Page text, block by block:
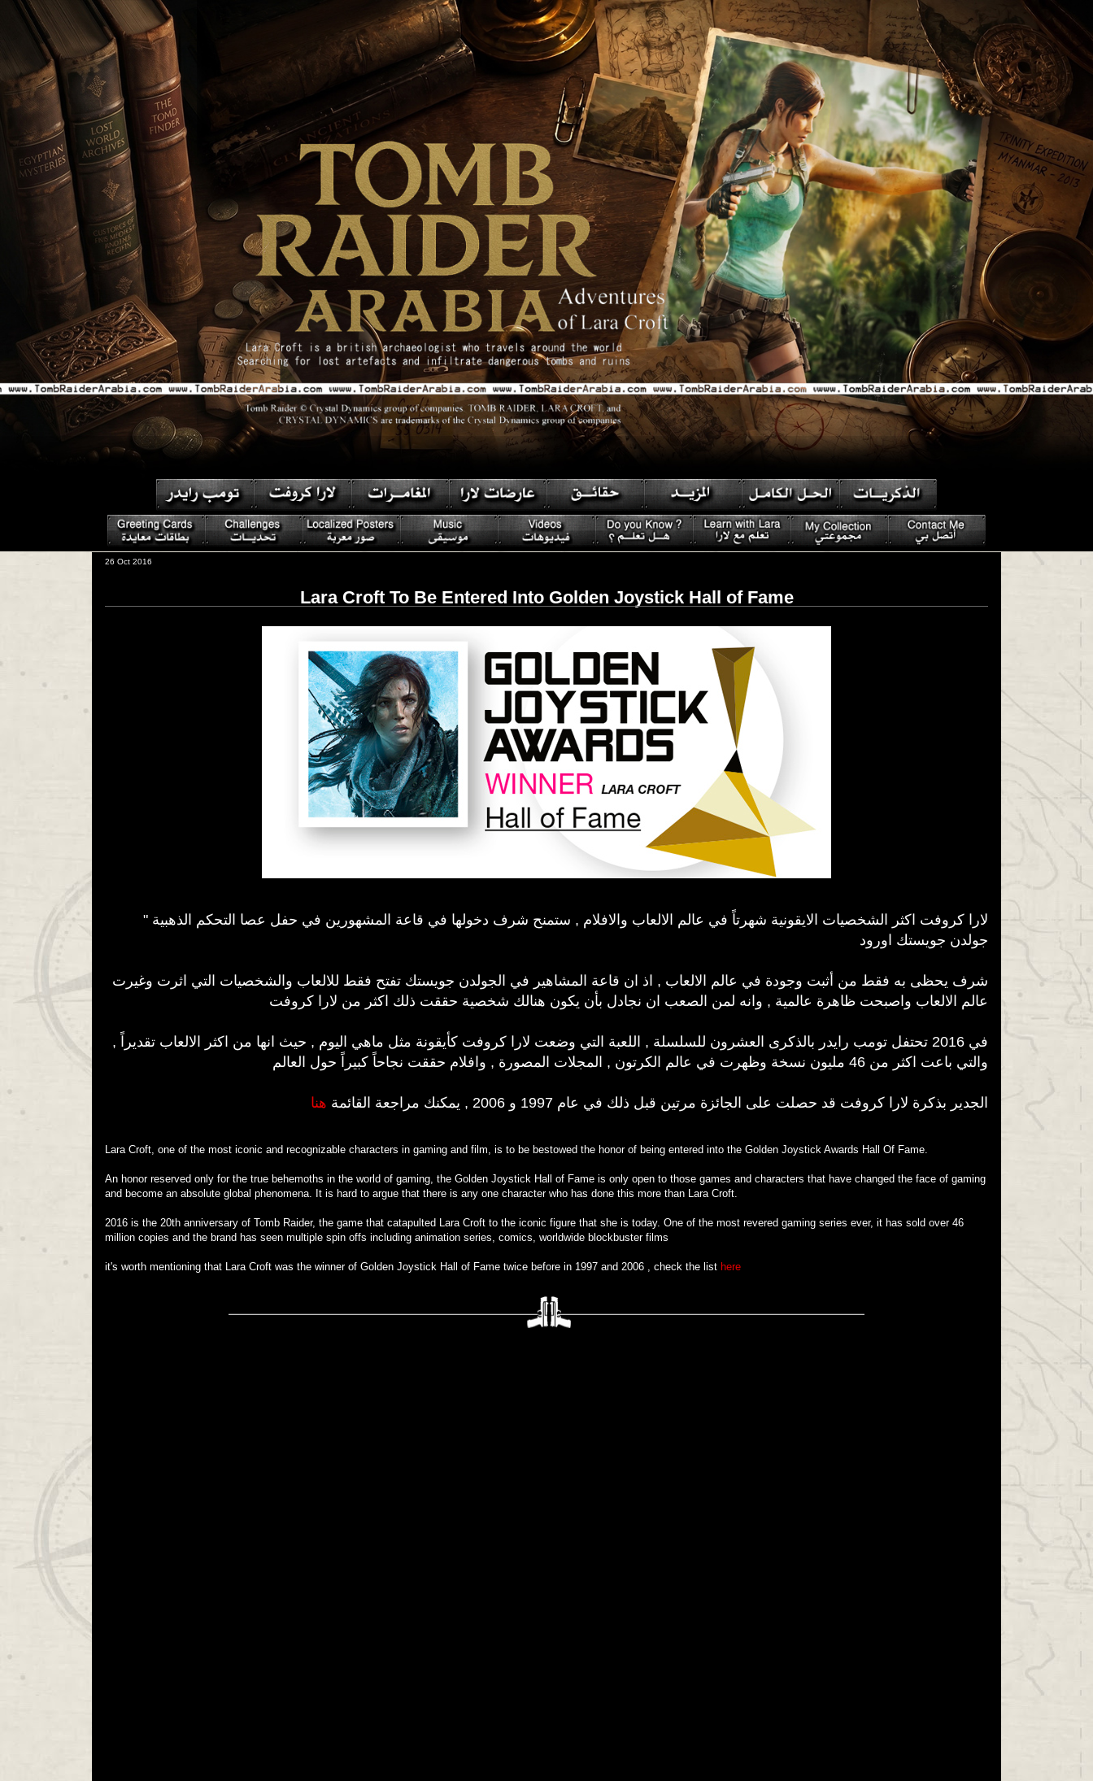
26 Oct 2016
Lara Croft To Be Entered Into Golden Joystick Hall of Fame
لارا كروفت اكثر الشخصيات الايقونية شهرتاً في عالم الالعاب والافلام , ستمنح شرف دخولها في قاعة المشهورين في حفل عصا التحكم الذهبية "
جولدن جويستك اورود
شرف يحظى به فقط من أثبت وجودة في عالم الالعاب , اذ ان قاعة المشاهير في الجولدن جويستك تفتح فقط للالعاب والشخصيات التي اثرت وغيرت
عالم الالعاب واصبحت ظاهرة عالمية , وانه لمن الصعب ان نجادل بأن يكون هنالك شخصية حققت ذلك اكثر من لارا كروفت
في 2016 تحتفل تومب رايدر بالذكرى العشرون للسلسلة , اللعبة التي وضعت لارا كروفت كأيقونة مثل ماهي اليوم , حيث انها من اكثر الالعاب تقديراً ,
والتي باعت اكثر من 46 مليون نسخة وظهرت في عالم الكرتون , المجلات المصورة , وافلام حققت نجاحاً كبيراً حول العالم
الجدير بذكرة لارا كروفت قد حصلت على الجائزة مرتين قبل ذلك في عام 1997 و 2006 , يمكنك مراجعة القائمة هنا
Lara Croft, one of the most iconic and recognizable characters in gaming and film, is to be bestowed the honor of being entered into the Golden Joystick Awards Hall Of Fame.
An honor reserved only for the true behemoths in the world of gaming, the Golden Joystick Hall of Fame is only open to those games and characters that have changed the face of gaming
and become an absolute global phenomena. It is hard to argue that there is any one character who has done this more than Lara Croft.
2016 is the 20th anniversary of Tomb Raider, the game that catapulted Lara Croft to the iconic figure that she is today. One of the most revered gaming series ever, it has sold over 46
million copies and the brand has seen multiple spin offs including animation series, comics, worldwide blockbuster films
it's worth mentioning that Lara Croft was the winner of Golden Joystick Hall of Fame twice before in 1997 and 2006 , check the list here